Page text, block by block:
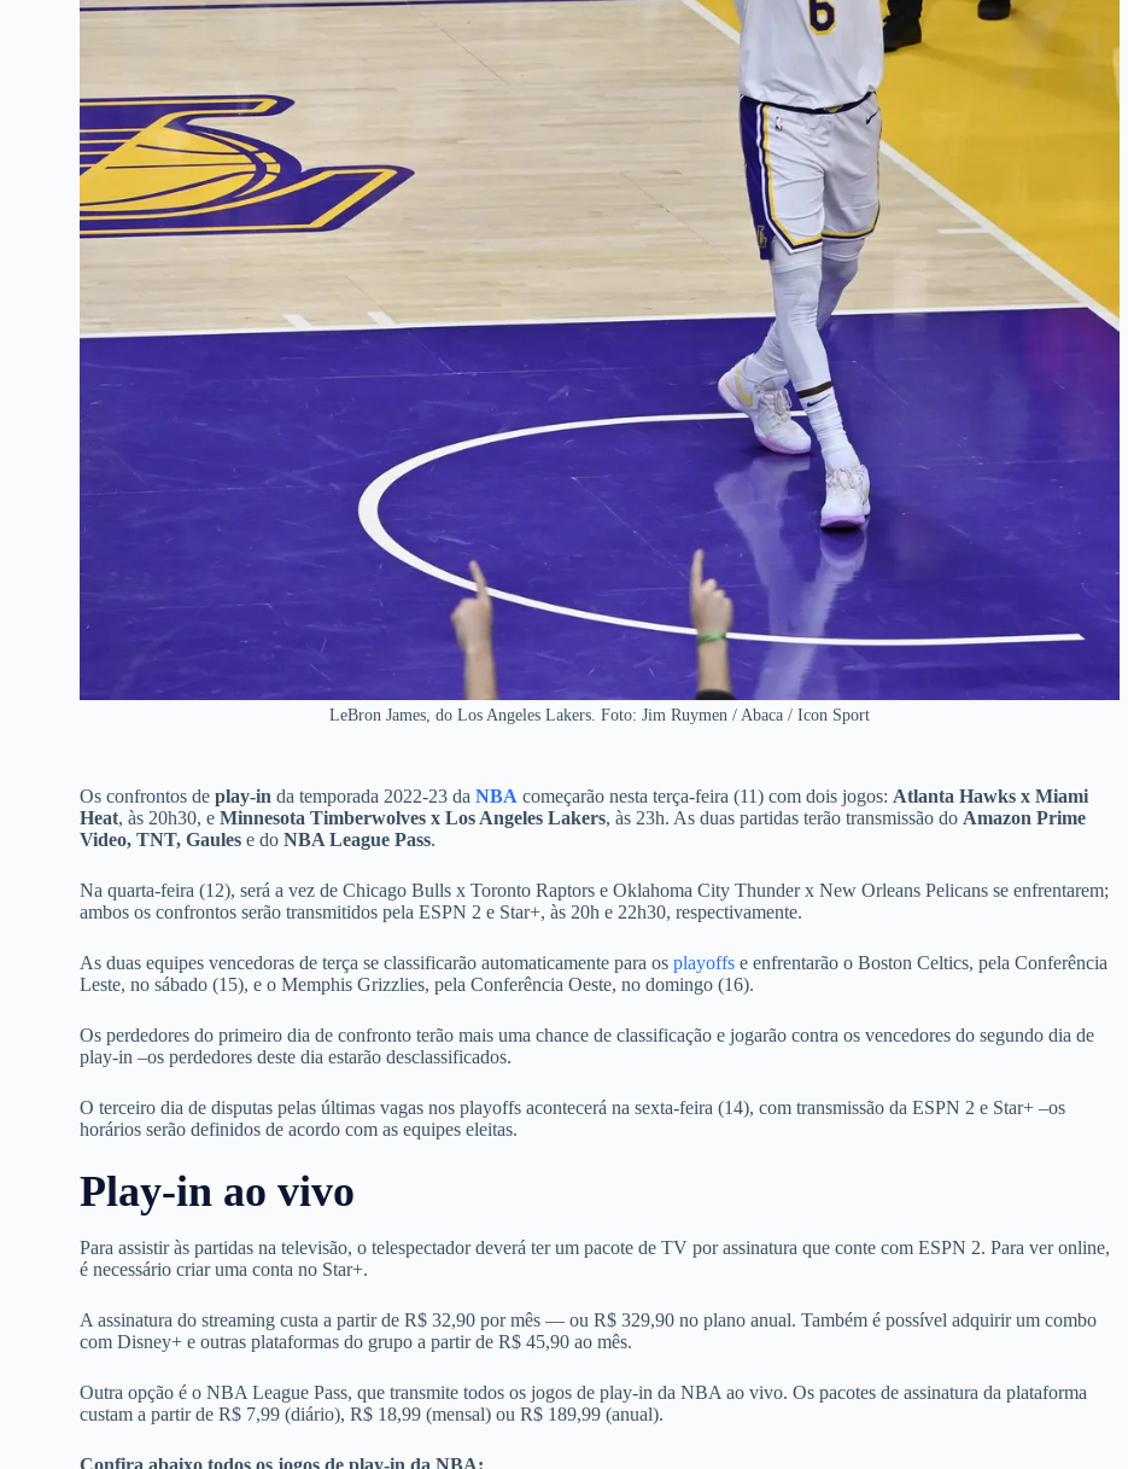
LeBron James, do Los Angeles Lakers. Foto: Jim Ruymen / Abaca / Icon Sport
Os confrontos de play-in da temporada 2022-23 daNBA começarão nesta terça-feira (11) com dois jogos: Atlanta Hawks x Miami
Heat, às 20h30, eMinnesota Timberwolves x Los Angeles Lakers, às 23h. As duas partidas terão transmissão do Amazon Prime
Video, TNT, Gaules e doNBA League Pass.
Na quarta-feira (12), será a vez de Chicago Bulls x Toronto Raptors e Oklahoma City Thunder x New Orleans Pelicans se enfrentarem;
ambos os confrontos serão transmitidos pela ESPN 2 e Star+, às 20h e 22h30, respectivamente.
As duas equipes vencedoras de terça se classificarão automaticamente para osplayoffs e enfrentarão o Boston Celtics, pela Conferência
Leste, no sábado (15), e o Memphis Grizzlies, pela Conferência Oeste, no domingo (16).
Os perdedores do primeiro dia de confronto terão mais uma chance de classificação e jogarão contra os vencedores do segundo dia de
play-in –os perdedores deste dia estarão desclassificados.
O terceiro dia de disputas pelas últimas vagas nos playoffs acontecerá na sexta-feira (14), com transmissão da ESPN 2 e Star+ –os
horários serão definidos de acordo com as equipes eleitas.
Play-in ao vivo
Para assistir às partidas na televisão, o telespectador deverá ter um pacote de TV por assinatura que conte com ESPN 2. Para ver online,
é necessário criar uma conta no Star+.
A assinatura do streaming custa a partir de R$ 32,90 por mês — ou R$ 329,90 no plano anual. Também é possível adquirir um combo
com Disney+ e outras plataformas do grupo a partir de R$ 45,90 ao mês.
Outra opção é o NBA League Pass, que transmite todos os jogos de play-in da NBA ao vivo. Os pacotes de assinatura da plataforma
custam a partir de R$ 7,99 (diário), R$ 18,99 (mensal) ou R$ 189,99 (anual).